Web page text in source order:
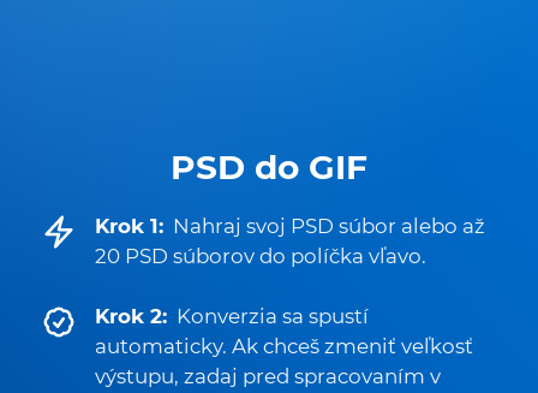
PSD do GIF
Krok 1: Nahraj svoj PSD súbor alebo až
20 PSD súborov do políčka vľavo.
Krok 2: Konverzia sa spustí
automaticky. Ak chceš zmeniť veľkosť
výstupu, zadaj pred spracovaním v